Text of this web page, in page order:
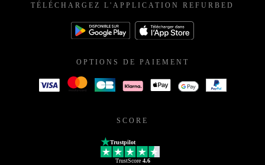
TÉLÉCHARGEZ L'APPLICATION REFURBED
OPTIONS DE PAIEMENT
SCORE
Trustpilot
TrustScore 4.6